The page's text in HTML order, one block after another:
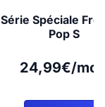
Série Spéciale
Pop S
24,99€/